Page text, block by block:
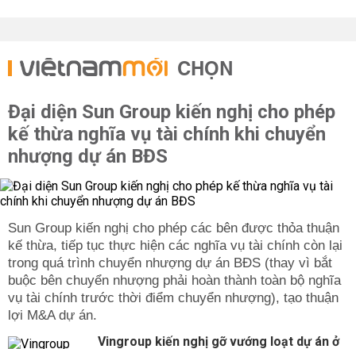
CHỌN
Đại diện Sun Group kiến nghị cho phép
kế thừa nghĩa vụ tài chính khi chuyển
nhượng dự án BĐS
Sun Group kiến nghị cho phép các bên được thỏa thuận
kế thừa, tiếp tục thực hiện các nghĩa vụ tài chính còn lại
trong quá trình chuyển nhượng dự án BĐS (thay vì bắt
buộc bên chuyển nhượng phải hoàn thành toàn bộ nghĩa
vụ tài chính trước thời điểm chuyển nhượng), tạo thuận
lợi M&A dự án.
Vingroup kiến nghị gỡ vướng loạt dự án ở